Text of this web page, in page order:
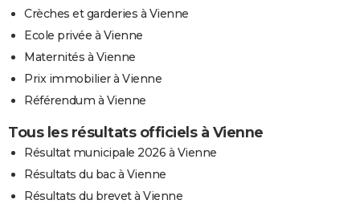
Crèches et garderies à Vienne
Ecole privée à Vienne
Maternités à Vienne
Prix immobilier à Vienne
Référendum à Vienne
Tous les résultats officiels à Vienne
Résultat municipale 2026 à Vienne
Résultats du bac à Vienne
Résultats du brevet à Vienne